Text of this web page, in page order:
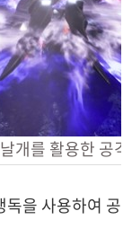
개를 활용한 공
독을 사용하여 공